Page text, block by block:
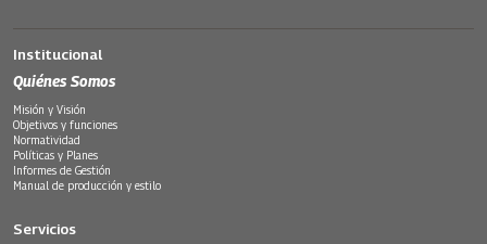
Institucional
Quiénes Somos
Misión y Visión
Objetivos y funciones
Normatividad
Políticas y Planes
Informes de Gestión
Manual de producción y estilo
Servicios